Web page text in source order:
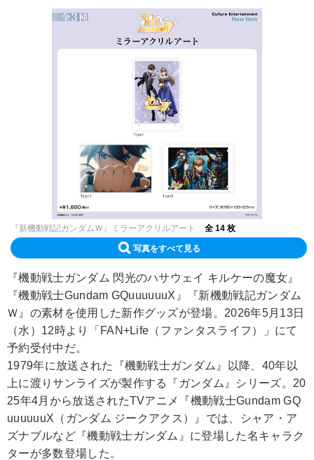
『新機動戦記ガンダムＷ』ミラーアクリルアート 全 14 枚
写真をすべて見る
『機動戦士ガンダム 閃光のハサウェイ キルケーの魔女』
『機動戦士Gundam GQuuuuuuX』『新機動戦記ガンダム
Ｗ』の素材を使用した新作グッズが登場。2026年5月13日
（水）12時より「FAN+Life（ファンタスライフ）」にて
予約受付中だ。
1979年に放送された『機動戦士ガンダム』以降、40年以
上に渡りサンライズが製作する『ガンダム』シリーズ。20
25年4月から放送されたTVアニメ『機動戦士Gundam GQ
uuuuuuX（ガンダム ジークアクス）』では、シャア・ア
ズナブルなど『機動戦士ガンダム』に登場した名キャラク
ターが多数登場した。